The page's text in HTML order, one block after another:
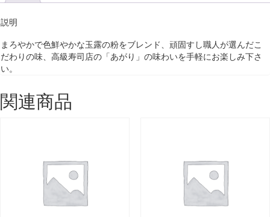
説明
まろやかで色鮮やかな玉露の粉をブレンド、頑固すし職人が選んだこ
だわりの味、高級寿司店の「あがり」の味わいを手軽にお楽しみ下さ
い。
関連商品